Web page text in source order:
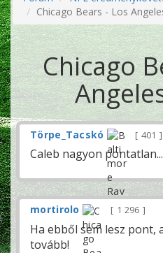
Chicago Bears - Los
Chicago
Törpe_Tacskó 401
Caleb nagyon pontatlan...
mortirolo 1 296
Ha ebből sem lesz pont,
tovább!